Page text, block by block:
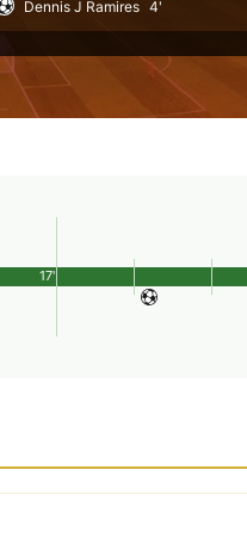
Dennis J Ramires 4'
17'